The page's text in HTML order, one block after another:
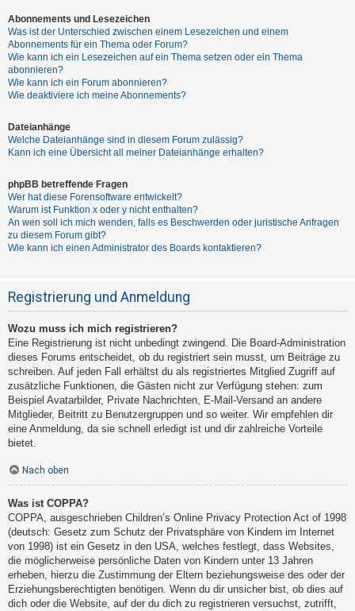
u
c
h
e
F
A
Abonnements und Lesezeichen
Was ist der Unterschied zwischen einem Lesezeichen und einem
Abonnements für ein Thema oder Forum?
Wie kann ich ein Lesezeichen auf ein Thema setzen oder ein Thema
abonnieren?
Wie kann ich ein Forum abonnieren?
Wie deaktiviere ich meine Abonnements?
Dateianhänge
Welche Dateianhänge sind in diesem Forum zulässig?
Kann ich eine Übersicht all meiner Dateianhänge erhalten?
phpBB betreffende Fragen
Wer hat diese Forensoftware entwickelt?
Warum ist Funktion x oder y nicht enthalten?
An wen soll ich mich wenden, falls es Beschwerden oder juristische Anfragen
zu diesem Forum gibt?
Wie kann ich einen Administrator des Boards kontaktieren?
Registrierung und Anmeldung
Wozu muss ich mich registrieren?
Eine Registrierung ist nicht unbedingt zwingend. Die Board-Administration
dieses Forums entscheidet, ob du registriert sein musst, um Beiträge zu
schreiben. Auf jeden Fall erhältst du als registriertes Mitglied Zugriff auf
zusätzliche Funktionen, die Gästen nicht zur Verfügung stehen: zum
Beispiel Avatarbilder, Private Nachrichten, E-Mail-Versand an andere
Mitglieder, Beitritt zu Benutzergruppen und so weiter. Wir empfehlen dir
eine Anmeldung, da sie schnell erledigt ist und dir zahlreiche Vorteile
bietet.
Nach oben
Was ist COPPA?
COPPA, ausgeschrieben Children’s Online Privacy Protection Act of 1998
(deutsch: Gesetz zum Schutz der Privatsphäre von Kindern im Internet
von 1998) ist ein Gesetz in den USA, welches festlegt, dass Websites,
die möglicherweise persönliche Daten von Kindern unter 13 Jahren
erheben, hierzu die Zustimmung der Eltern beziehungsweise des oder der
Erziehungsberechtigten benötigen. Wenn du dir unsicher bist, ob dies auf
dich oder die Website, auf der du dich zu registrieren versuchst, zutrifft,